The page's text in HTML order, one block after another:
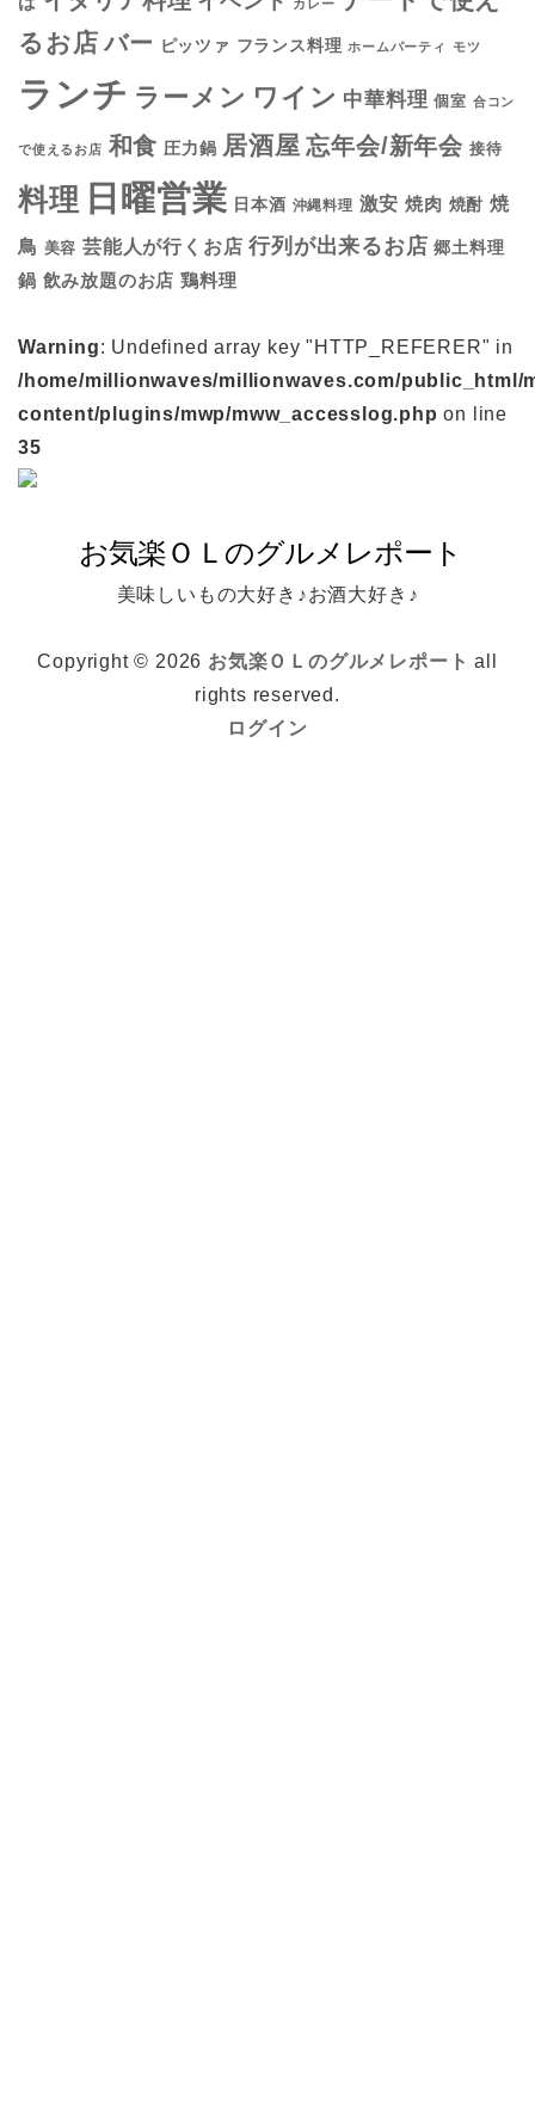
カレー
るお店 バー ピッツァ フランス料理 ホームパーティ モツ
ランチ ラーメン ワイン 中華料理 個室 合コン
で使えるお店 和食 圧力鍋 居酒屋 忘年会/新年会 接待
料理 日曜営業 日本酒 沖縄料理 激安 焼肉 焼酎 焼
鳥 美容 芸能人が行くお店 行列が出来るお店 郷土料理
鍋 飲み放題のお店 鶏料理
Warning: Undefined array key "HTTP_REFERER" in
/home/millionwaves/millionwaves.com/public_html/
content/plugins/mwp/mww_accesslog.php on line
35
美味しいもの大好き♪お酒大好き♪
Copyright © 2026 お気楽ＯＬのグルメレポート all
rights reserved.
ログイン